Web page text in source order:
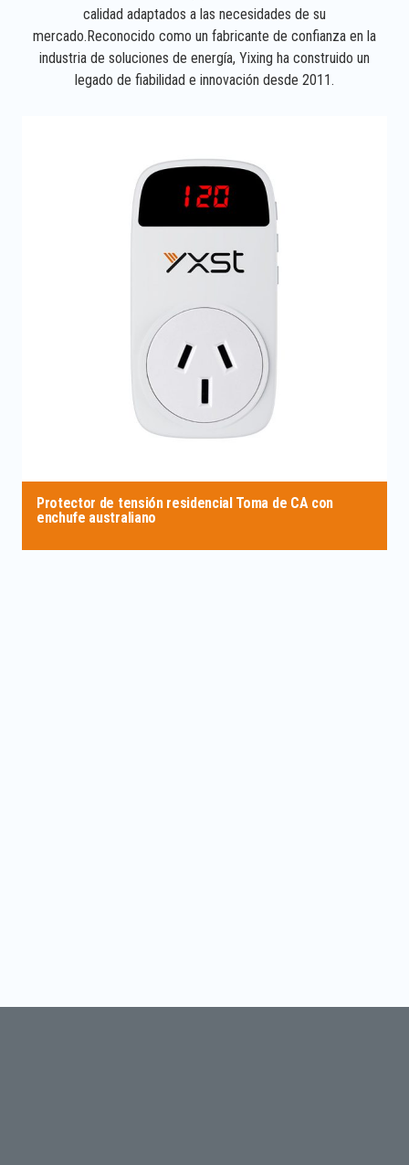
calidad adaptados a las necesidades de su
mercado.Reconocido como un fabricante de confianza en la
industria de soluciones de energía, Yixing ha construido un
legado de fiabilidad e innovación desde 2011.
Protector de tensión residencial Toma de CA con
enchufe australiano